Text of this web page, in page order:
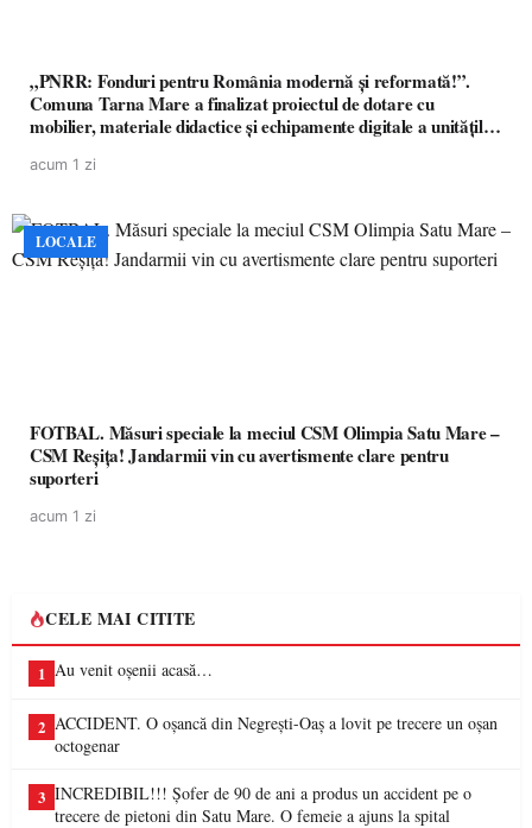
„PNRR: Fonduri pentru România modernă și reformată!”.
Comuna Tarna Mare a finalizat proiectul de dotare cu
mobilier, materiale didactice și echipamente digitale a unităților
acum 1 zi
LOCALE
FOTBAL. Măsuri speciale la meciul CSM Olimpia Satu Mare –
CSM Reșița! Jandarmii vin cu avertismente clare pentru
suporteri
acum 1 zi
CELE MAI CITITE
1 Au venit oșenii acasă…
2 ACCIDENT. O oșancă din Negrești-Oaș a lovit pe trecere un oșan
octogenar
3 INCREDIBIL!!! Șofer de 90 de ani a produs un accident pe o
trecere de pietoni din Satu Mare. O femeie a ajuns la spital